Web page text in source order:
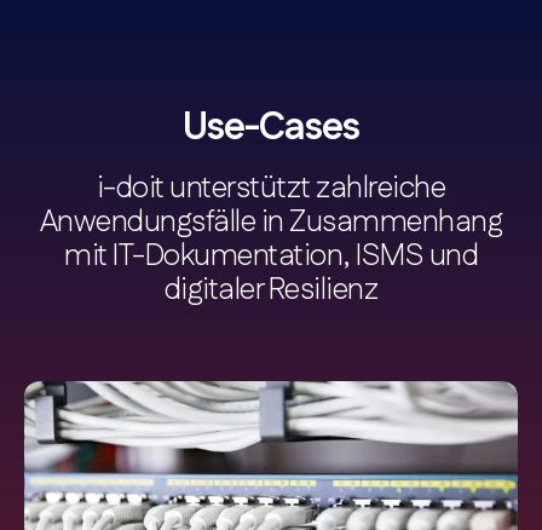
Use-Cases
i-doit unterstützt zahlreiche
Anwendungsfälle in Zusammenhang
mit IT-Dokumentation, ISMS und
digitaler Resilienz